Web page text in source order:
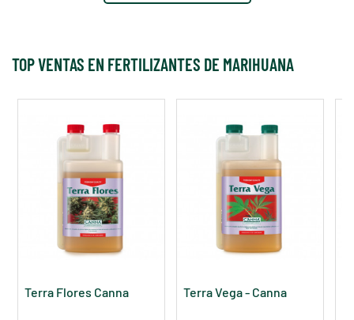
TOP VENTAS EN FERTILIZANTES DE MARIHUANA
Terra Flores Canna Terra Vega - Canna